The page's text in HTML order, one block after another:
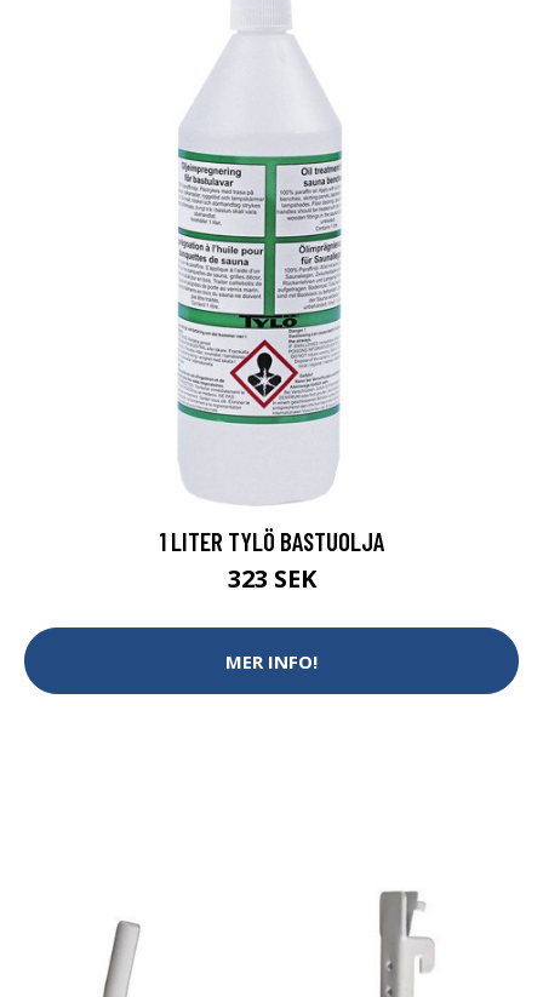
1 LITER TYLÖ BASTUOLJA
323 SEK
MER INFO!